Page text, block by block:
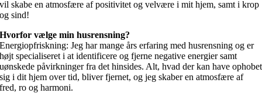
vil skabe en atmosfære af positivitet og velvære i mit hjem, samt i krop
og sind!
Hvorfor vælge min husrensning?
Energiopfriskning: Jeg har mange års erfaring med husrensning og er
højt specialiseret i at identificere og fjerne negative energier samt
uønskede påvirkninger fra det hinsides. Alt, hvad der kan have ophobet
sig i dit hjem over tid, bliver fjernet, og jeg skaber en atmosfære af
fred, ro og harmoni.